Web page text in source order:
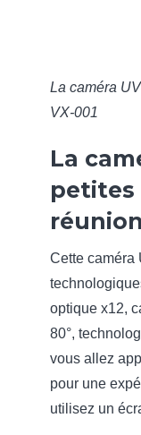
La caméra
VX-001
La
petites
réunion
Cette caméra
optique x12,
80°,
vous allez
pour une
utilisez un